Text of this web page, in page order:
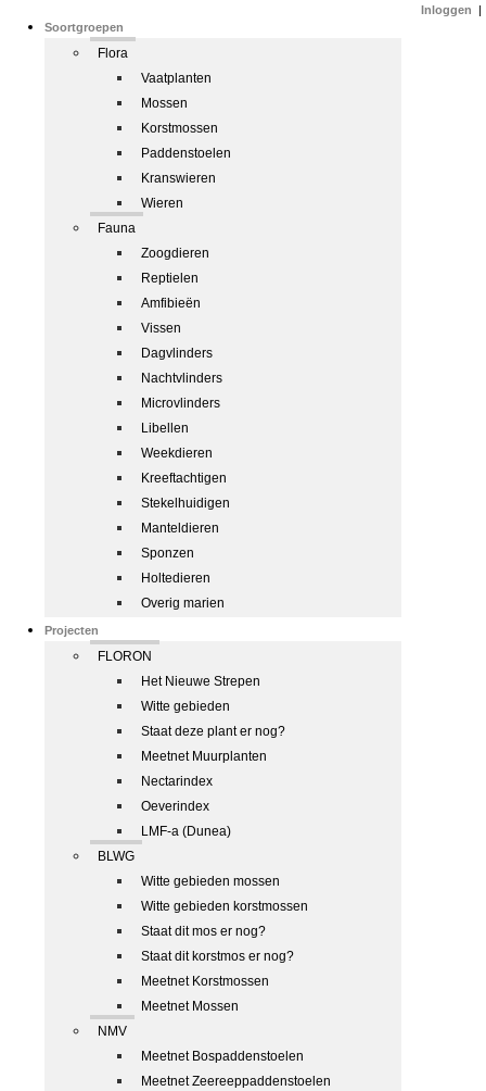
Soortgroepen
Flora
Vaatplanten
Mossen
Korstmossen
Paddenstoelen
Kranswieren
Wieren
Fauna
Zoogdieren
Reptielen
Amfibieën
Vissen
Dagvlinders
Nachtvlinders
Microvlinders
Libellen
Weekdieren
Kreeftachtigen
Stekelhuidigen
Manteldieren
Sponzen
Holtedieren
Overig marien
Projecten
FLORON
Het Nieuwe Strepen
Witte gebieden
Staat deze plant er nog?
Meetnet Muurplanten
Nectarindex
Oeverindex
LMF-a (Dunea)
BLWG
Witte gebieden mossen
Witte gebieden korstmossen
Staat dit mos er nog?
Staat dit korstmos er nog?
Meetnet Korstmossen
Meetnet Mossen
NMV
Meetnet Bospaddenstoelen
Meetnet Zeereeppaddenstoelen
Inloggen |